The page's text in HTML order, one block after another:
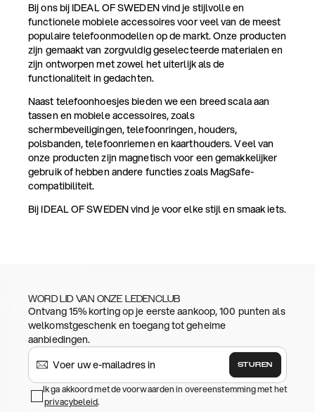
Bij ons bij IDEAL OF SWEDEN vind je stijlvolle en
functionele mobiele accessoires voor veel van de meest
populaire telefoonmodellen op de markt. Onze producten
zijn gemaakt van zorgvuldig geselecteerde materialen en
zijn ontworpen met zowel het uiterlijk als de
functionaliteit in gedachten.
Naast telefoonhoesjes bieden we een breed scala aan
tassen en mobiele accessoires, zoals
schermbeveiligingen, telefoonringen, houders,
polsbanden, telefoonriemen en kaarthouders. Veel van
onze producten zijn magnetisch voor een gemakkelijker
gebruik of hebben andere functies zoals MagSafe-
compatibiliteit.
Bij IDEAL OF SWEDEN vind je voor elke stijl en smaak iets.
WORD LID VAN ONZE LEDENCLUB
Ontvang 15% korting op je eerste aankoop, 100 punten als
welkomstgeschenk en toegang tot geheime
aanbiedingen.
STUREN
Ik ga akkoord met de voorwaarden in overeenstemming met het
privacybeleid.